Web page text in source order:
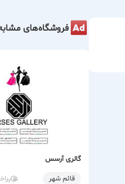
فروشگاه‌های
گالری آرسس
قائم شهر